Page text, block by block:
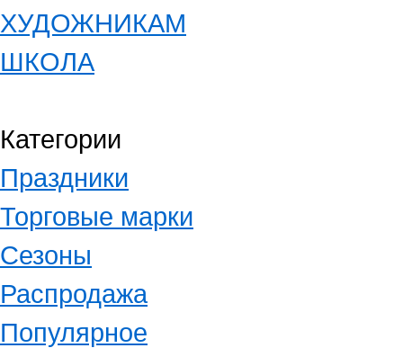
ХУДОЖНИКАМ
ШКОЛА
Категории
Праздники
Торговые марки
Сезоны
Распродажа
Популярное